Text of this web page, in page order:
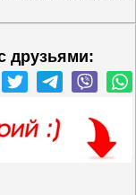
друзьями: